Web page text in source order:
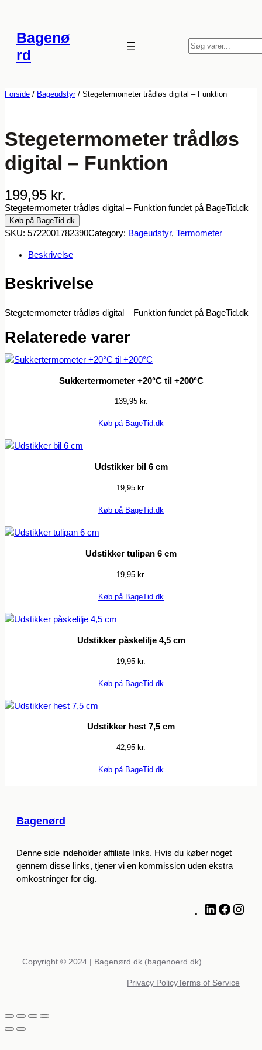
indhold
Bagenø
rd
S
ø
Forside / Bageudstyr/ Stegetermometer trådløs digital – Funktion
Stegetermometer trådløs
digital – Funktion
199,95 kr.
Stegetermometer trådløs digital – Funktion fundet på BageTid.dk
Køb på BageTid.dk
SKU: 5722001782390Category: Bageudstyr, Termometer
Beskrivelse
Beskrivelse
Stegetermometer trådløs digital – Funktion fundet på BageTid.dk
Relaterede varer
Sukkertermometer +20°C til +200°C
139,95 kr.
Køb på BageTid.dk
Udstikker bil 6 cm
19,95 kr.
Køb på BageTid.dk
Udstikker tulipan 6 cm
19,95 kr.
Køb på BageTid.dk
Udstikker påskelilje 4,5 cm
19,95 kr.
Køb på BageTid.dk
Udstikker hest 7,5 cm
42,95 kr.
Køb på BageTid.dk
Bagenørd
Denne side indeholder affiliate links. Hvis du køber noget
gennem disse links, tjener vi en kommission uden ekstra
omkostninger for dig.
L
I
F
o
Copyright © 2024 | Bagenørd.dk (bagenoerd.dk)
Privacy PolicyTerms of Service